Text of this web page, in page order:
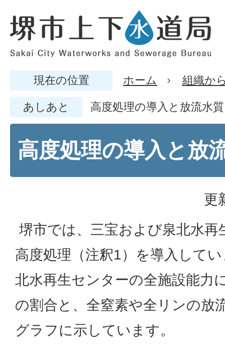
現在の位置 ホーム 組織か
あしあと 高度処理の導入と放流水質
高度処理の導入と放
更
堺市では、三宝および泉北水
高度処理（注釈1）を導入して
北水再生センターの全施設能力
の割合と、全窒素や全リンの放
グラフに示しています。